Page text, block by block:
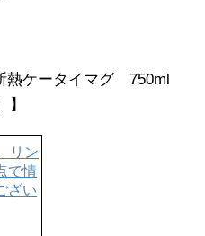
ケータイマグ 750ml